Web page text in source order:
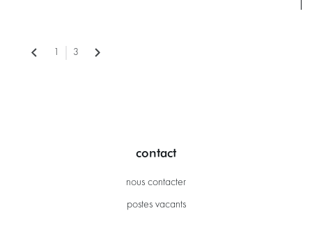
3
contact
nous contacter
postes vacants